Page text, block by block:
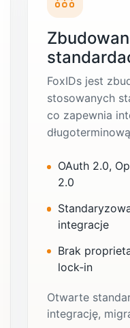
FoxIDs jest
stosowanych
co zapewnia
OAuth 2.0,
2.0
integracje
Brak
lock‑in
Otwarte
integrację,